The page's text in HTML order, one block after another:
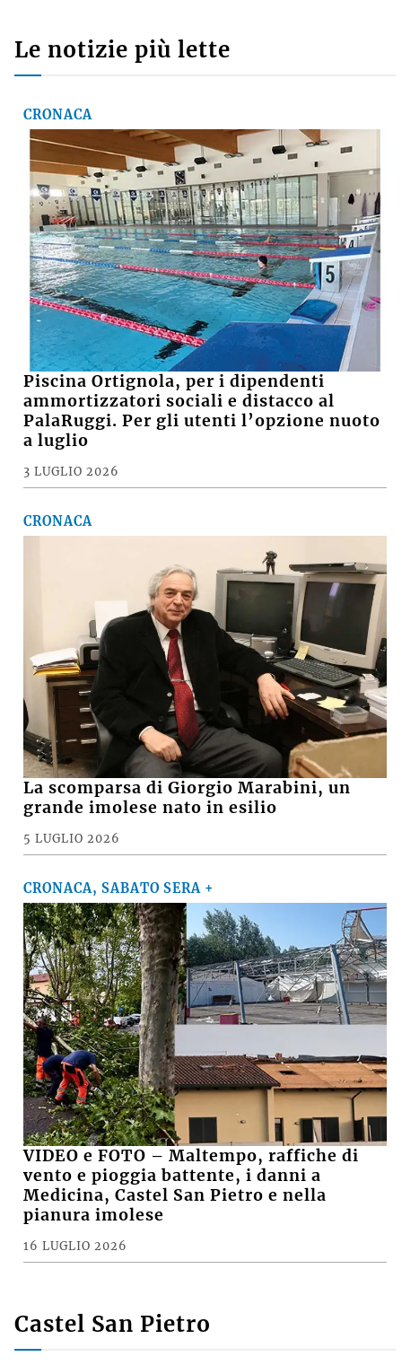
Le notizie più lette
CRONACA
Piscina Ortignola, per i dipendenti
ammortizzatori sociali e distacco al
PalaRuggi. Per gli utenti l’opzione nuoto
a luglio
3 LUGLIO 2026
CRONACA
La scomparsa di Giorgio Marabini, un
grande imolese nato in esilio
5 LUGLIO 2026
CRONACA, SABATO SERA +
VIDEO e FOTO – Maltempo, raffiche di
vento e pioggia battente, i danni a
Medicina, Castel San Pietro e nella
pianura imolese
16 LUGLIO 2026
Castel San Pietro